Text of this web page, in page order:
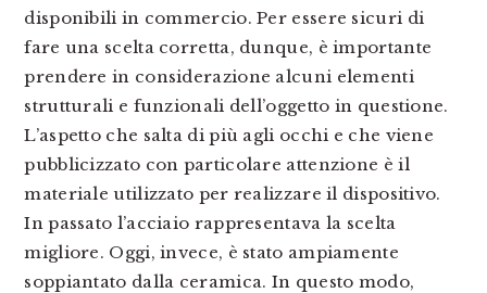
disponibili in commercio. Per essere sicuri di
fare una scelta corretta, dunque, è importante
prendere in considerazione alcuni elementi
strutturali e funzionali dell’oggetto in questione.
L’aspetto che salta di più agli occhi e che viene
pubblicizzato con particolare attenzione è il
materiale utilizzato per realizzare il dispositivo.
In passato l’acciaio rappresentava la scelta
migliore. Oggi, invece, è stato ampiamente
soppiantato dalla ceramica. In questo modo,